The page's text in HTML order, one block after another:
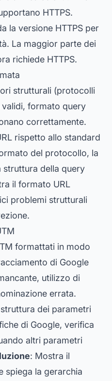
HTTPS.
la versione HTTPS per
La maggior parte dei
richiede HTTPS.
strutturali (protocolli
formato query
correttamente.
rispetto allo standard
del protocollo, la
struttura della query
il formato URL
problemi strutturali
formattati in modo
di Google
utilizzo di
errata.
dei parametri
di Google, verifica
altri parametri
: Mostra il
spiega la gerarchia